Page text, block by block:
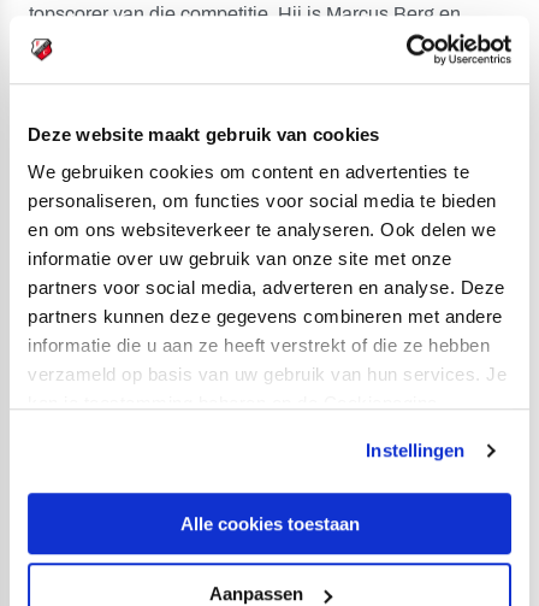
Deze website maakt gebruik van cookies
We gebruiken cookies om content en advertenties te
personaliseren, om functies voor social media te bieden
en om ons websiteverkeer te analyseren. Ook delen we
informatie over uw gebruik van onze site met onze
partners voor social media, adverteren en analyse. Deze
partners kunnen deze gegevens combineren met andere
informatie die u aan ze heeft verstrekt of die ze hebben
verzameld op basis van uw gebruik van hun services. Je
Instellingen
Alle cookies toestaan
Aanpassen
topscorer van die competitie. Hij is Marcus Berg en
Mads Junker (beiden 8 goals) sinds enkele dagen
voorbij.
Simon Gustafson scoorde in de play-offs van dit seizoen al 2
In de persoon van Willem Janssen heeft FC Utrecht een
Mr. Play-offsin de gelederen. De captain
speelde al 27 partijen in de eindronde. Véél meer dan
elke andere speler. In het klassement aller tijden volgt